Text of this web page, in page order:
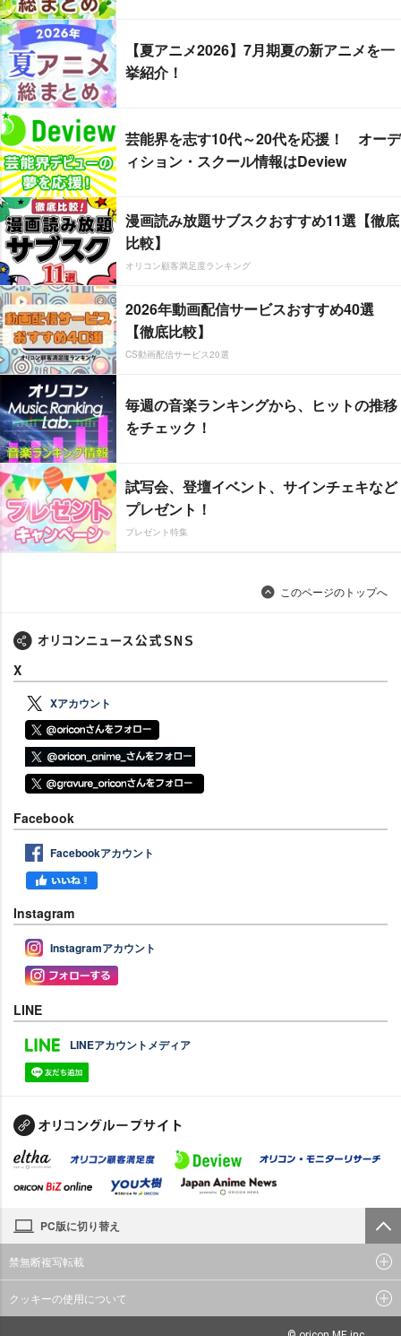
【夏アニメ2026】7月期夏の新アニメを一
挙紹介！
芸能界を志す10代～20代を応援！ オーデ
ィション・スクール情報はDeview
漫画読み放題サブスクおすすめ11選【徹底
比較】
オリコン顧客満足度ランキング
2026年動画配信サービスおすすめ40選
【徹底比較】
CS動画配信サービス20選
毎週の音楽ランキングから、ヒットの推移
をチェック！
試写会、登壇イベント、サインチェキなど
プレゼント！
プレゼント特集
このページのトップへ
X
Xアカウント
Facebook
Facebookアカウント
Instagram
Instagramアカウント
LINE
LINEアカウントメディア
PC版に切り替え
禁無断複写転載
クッキーの使用について